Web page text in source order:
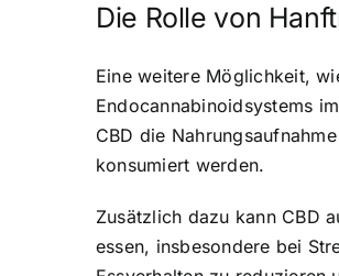
Die Rolle von
Eine weitere Möglichkeit,
Endocannabinoidsystems
CBD die
konsumiert werden.
Zusätzlich dazu kann CBD
essen, insbesondere bei